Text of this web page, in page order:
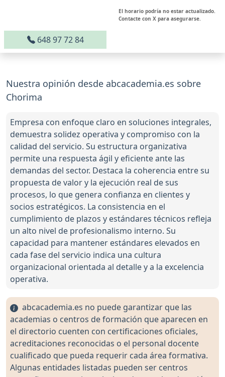
El horario podría no estar actualizado.
Contacte con X para asegurarse.
648 97 72 84
Nuestra opinión desde abcacademia.es sobre
Chorima
Empresa con enfoque claro en soluciones integrales,
demuestra solidez operativa y compromiso con la
calidad del servicio. Su estructura organizativa
permite una respuesta ágil y eficiente ante las
demandas del sector. Destaca la coherencia entre su
propuesta de valor y la ejecución real de sus
procesos, lo que genera confianza en clientes y
socios estratégicos. La consistencia en el
cumplimiento de plazos y estándares técnicos refleja
un alto nivel de profesionalismo interno. Su
capacidad para mantener estándares elevados en
cada fase del servicio indica una cultura
organizacional orientada al detalle y a la excelencia
operativa.
abcacademia.es no puede garantizar que las
academias o centros de formación que aparecen en
el directorio cuenten con certificaciones oficiales,
acreditaciones reconocidas o el personal docente
cualificado que pueda requerir cada área formativa.
Algunas entidades listadas pueden ser centros